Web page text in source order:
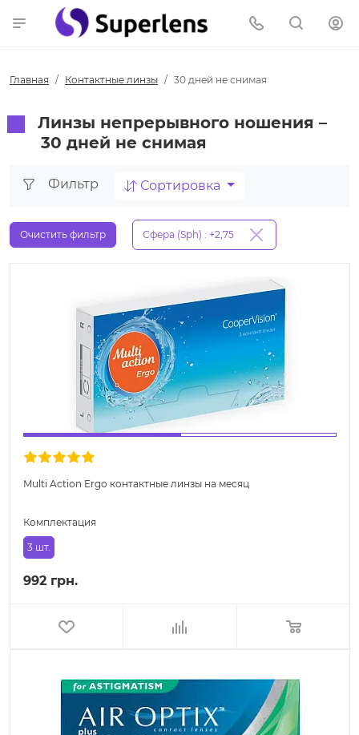
Главная Контактные линзы 30 дней не снимая
Линзы непрерывного ношения –
30 дней не снимая
Фильтр Сортировка
Очистить фильтр Сфера (Sph) : +2,75
Multi Action Ergo контактные линзы на месяц
Комплектация
3 шт.
992 грн.